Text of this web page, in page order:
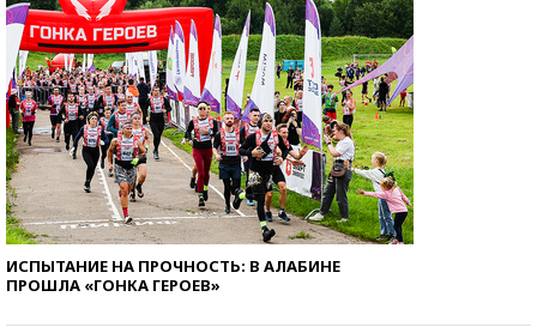
ИСПЫТАНИЕ НА ПРОЧНОСТЬ: В АЛАБИНЕ
ПРОШЛА «ГОНКА ГЕРОЕВ»